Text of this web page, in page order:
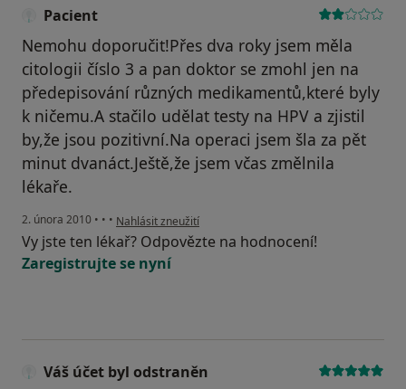
Pacient
Nemohu doporučit!Přes dva roky jsem měla
citologii číslo 3 a pan doktor se zmohl jen na
předepisování různých medikamentů,které byly
k ničemu.A stačilo udělat testy na HPV a zjistil
by,že jsou pozitivní.Na operaci jsem šla za pět
minut dvanáct.Ještě,že jsem včas změlnila
lékaře.
2. února 2010 • • • podle názoru uživatele Pacient
Nahlásit zneužití
Vy jste ten lékař? Odpovězte na hodnocení!
Zaregistrujte se nyní
Váš účet byl odstraněn